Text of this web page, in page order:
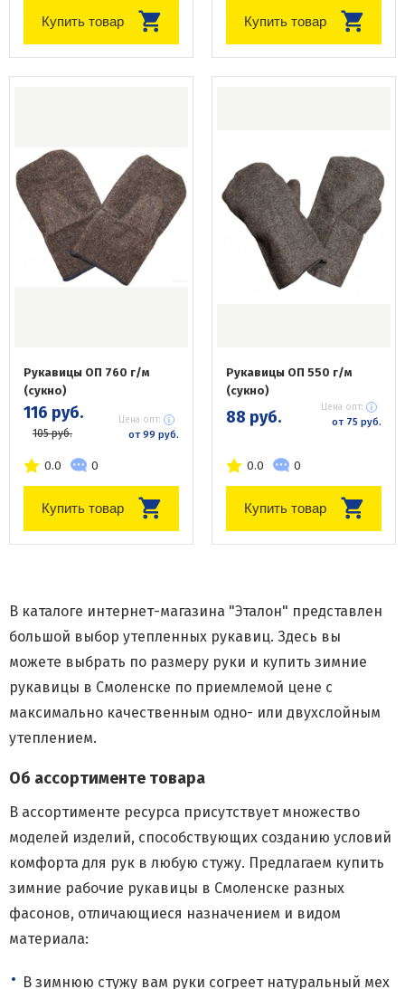
Купить товар Купить товар
Рукавицы ОП 760 г/м
(сукно)
116 руб.
105 руб.
Цена опт:
от 99 руб.
0.0 0
Купить товар
Рукавицы ОП 550 г/м
(сукно)
88 руб. Цена опт:
от 75 руб.
0.0 0
Купить товар
В каталоге интернет-магазина "Эталон" представлен
большой выбор утепленных рукавиц. Здесь вы
можете выбрать по размеру руки и купить зимние
рукавицы в Смоленске по приемлемой цене с
максимально качественным одно- или двухслойным
утеплением.
Об ассортименте товара
В ассортименте ресурса присутствует множество
моделей изделий, способствующих созданию условий
комфорта для рук в любую стужу. Предлагаем купить
зимние рабочие рукавицы в Смоленске разных
фасонов, отличающиеся назначением и видом
материала:
В зимнюю стужу вам руки согреет натуральный мех